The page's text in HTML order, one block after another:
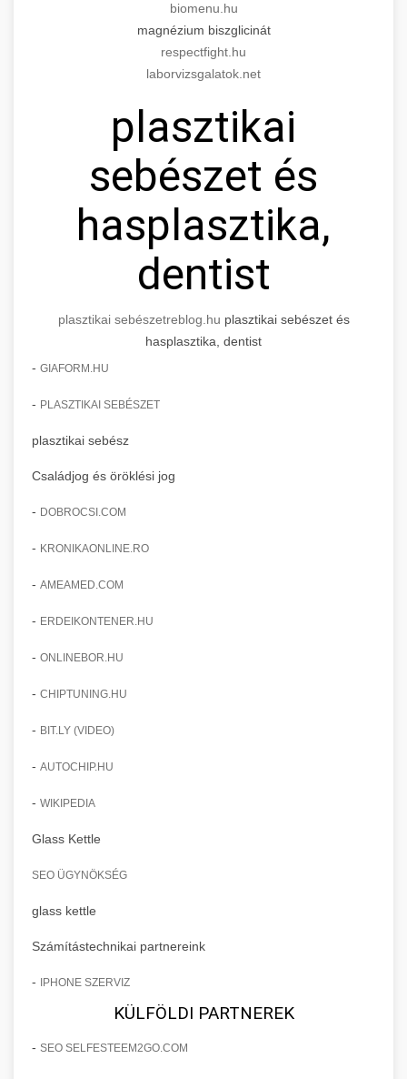
biomenu.hu
magnézium biszglicinát
respectfight.hu
laborvizsgalatok.net
plasztikai
sebészet és
hasplasztika,
dentist
plasztikai sebészetreblog.hu plasztikai sebészet és
hasplasztika, dentist
- GIAFORM.HU
- PLASZTIKAI SEBÉSZET
plasztikai sebész
Családjog és öröklési jog
- DOBROCSI.COM
- KRONIKAONLINE.RO
- AMEAMED.COM
- ERDEIKONTENER.HU
- ONLINEBOR.HU
- CHIPTUNING.HU
- BIT.LY (VIDEO)
- AUTOCHIP.HU
- WIKIPEDIA
Glass Kettle
SEO ÜGYNÖKSÉG
glass kettle
Számítástechnikai partnereink
- IPHONE SZERVIZ
KÜLFÖLDI PARTNEREK
- SEO SELFESTEEM2GO.COM